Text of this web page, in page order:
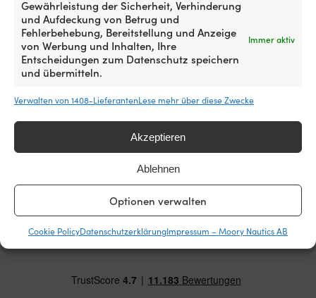
Gewährleistung der Sicherheit, Verhinderung
und Aufdeckung von Betrug und
Fehlerbehebung, Bereitstellung und Anzeige
von Werbung und Inhalten, Ihre
Entscheidungen zum Datenschutz speichern
und übermitteln.
Immer aktiv
Verwalten von 1408-LieferantenLese mehr über diese Zwecke
Akzeptieren
Ablehnen
Optionen verwalten
Cookie PolicyDatenschutzerklärungImpressum – Moory Nautics AB
Die einfachste Preisgarantie der
Welt!
Jetzt kaufen, später vergleichen.Unsere
Preisgarantie ist ganz einfach: Wir gleichen die
ganz entspannt jetzt einkaufen – findest du den
Artikel innerhalb von 14 Tagen bei einem anderen
Händler günstiger, passen wir den Preis im
Nachhinein an. Keine komplizierten Bedingungen.
Mehr über unsere Preisgarantie